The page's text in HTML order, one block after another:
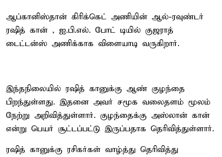
ஆப்கானிஸ்தான் கிரிக்கெட் அணியின் ஆல்-ரவுண்டர்
ரஷித் கான் , ஐ.பி.எல். போட் டியில் குஜராத்
டைட்டன்ஸ் அணிக்காக விளையாடி வருகிறார்.
இந்தநிலையில் ரஷித் கானுக்கு ஆண் குழந்தை
பிறந்துள்ளது. இதனை அவர் சமூக வலைதளம் மூலம்
நேற்று அறிவித்துள்ளார். குழந்தைக்கு அஸ்லான் கான்
என்று பெயர் சூட்டப்பட்டு இருப்பதாக தெரிவித்துள்ளார்.
ரஷித் கானுக்கு ரசிகர்கள் வாழ்த்து தெரிவித்து